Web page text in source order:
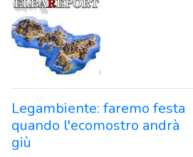
Legambiente: faremo festa
quando l'ecomostro andrà
giù